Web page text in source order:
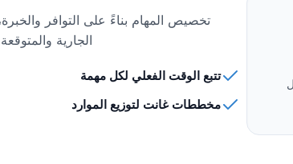
تخصيص المهام بناءً على التوافر
الجارية
تتبع الوقت الفعلي لكل مهمة
مخططات غانت لتوزيع الموارد